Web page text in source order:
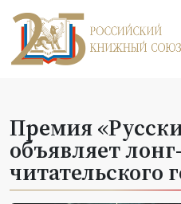
Премия
объявляет
читательского